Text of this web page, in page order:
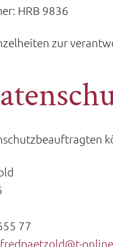
HRB 9836
zur
77